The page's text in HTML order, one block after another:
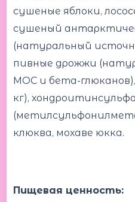
сушеные яблоки,
сушеный
(натуральный
пивные дрожжи
МОС и бета-
кг),
клюква, мохаве юкка.
Пищевая ценность: